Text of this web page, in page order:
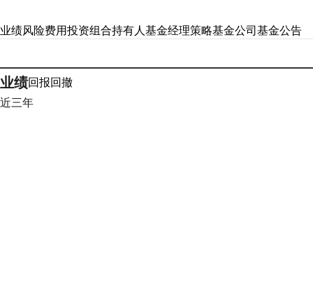
业绩风险费用投资组合持有人基金经理策略基金公司基金公告
业绩回报回撤
近三年